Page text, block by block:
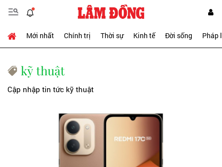
Mới nhất Chính trị Thời sự Kinh tế Đời sống Pháp
kỹ thuật
Cập nhập tin tức kỹ thuật